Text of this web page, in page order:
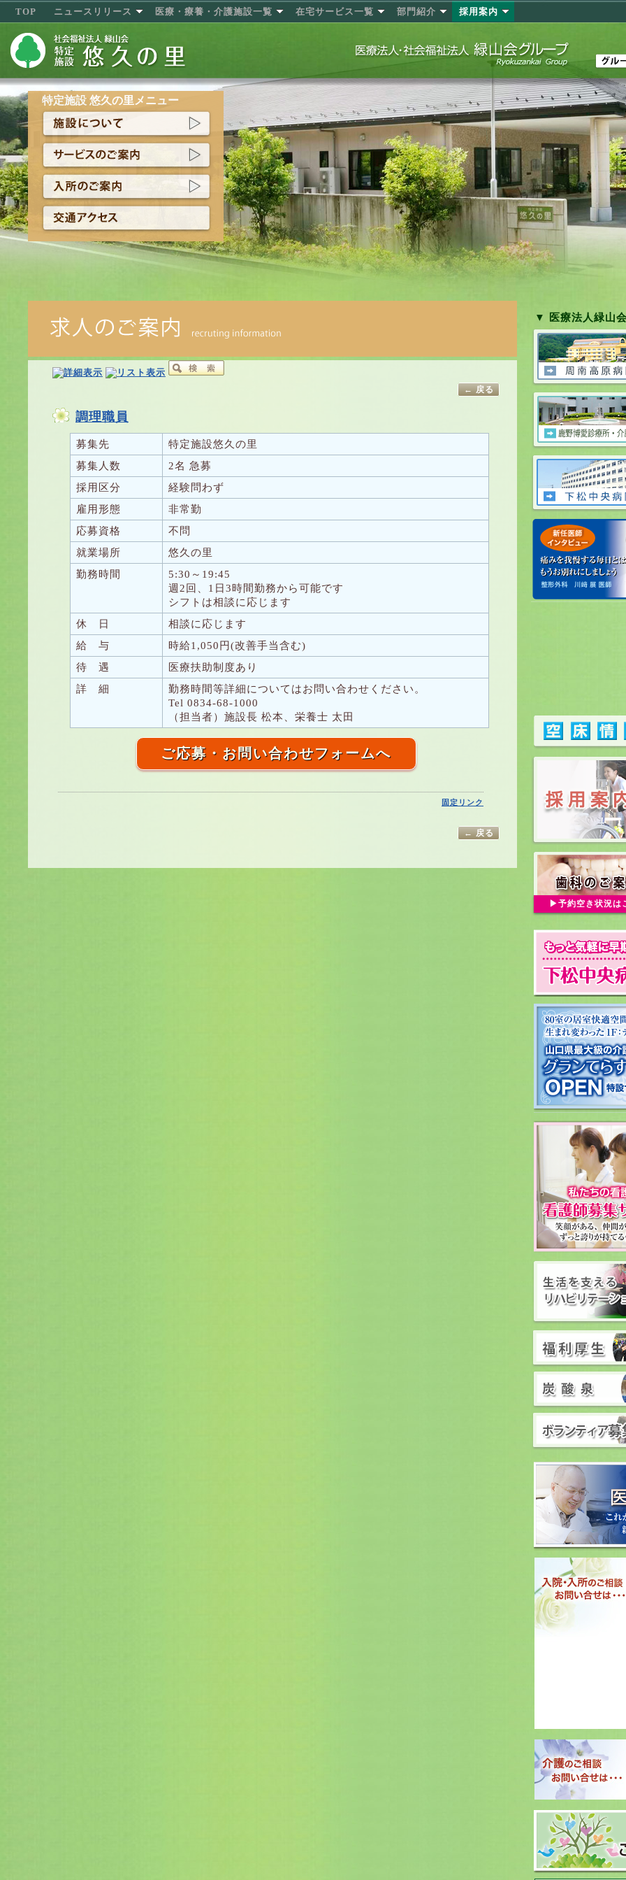
特定施設 悠久の里メニュー
TOP ニュースリリース 医療・療養・介護施設一覧 在宅サービス一覧 部門紹介 採用案内
← 戻る
調理職員
募集先
特定施設悠久の里
募集人数
2名 急募
採用区分
経験問わず
雇用形態
非常勤
応募資格
不問
就業場所
悠久の里
勤務時間
5:30～19:45
週2回、1日3時間勤務から可能です
シフトは相談に応じます
休 日
相談に応じます
給 与
時給1,050円(改善手当含む)
待 遇
医療扶助制度あり
詳 細
勤務時間等詳細についてはお問い合わせください。
Tel 0834-68-1000
（担当者）施設長 松本、栄養士 太田
ご応募・お問い合わせフォームへ
固定リンク
← 戻る
▼ 医療法人緑山
予約空き状況は